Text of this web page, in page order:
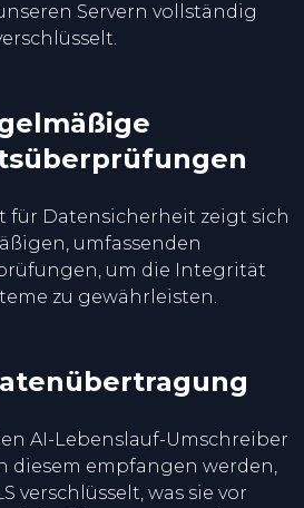
Servern vollständig
für Datensicherheit zeigt sich
umfassenden
um die Integrität
zu gewährleisten.
AI-Lebenslauf-Umschreiber
diesem empfangen werden,
verschlüsselt, was sie vor